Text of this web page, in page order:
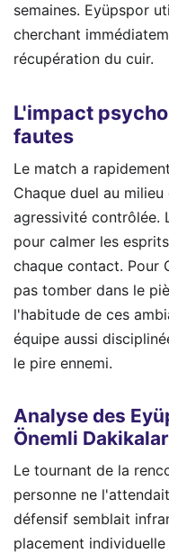
semaines. Eyüpspor
cherchant
récupération du cuir.
L'impact
fautes
Le match a
Chaque duel au
agressivité contrôlée.
pour calmer les
chaque contact. Pour
pas tomber dans le
l'habitude de ces
équipe aussi
le pire ennemi.
Analyse des
Önemli
Le tournant de la
personne ne
défensif semblait
placement